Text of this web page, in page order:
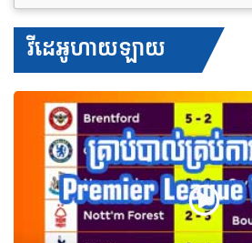
វីដេអូហាយឡាយ